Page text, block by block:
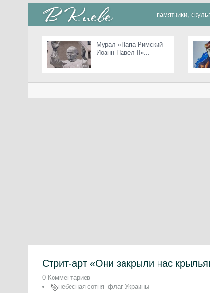
памятники,
Мурал «Папа Римский
Иоанн Павел II»...
Стрит-арт «Они закрыли нас
0 Комментариев
небесная сотня, флаг Украины